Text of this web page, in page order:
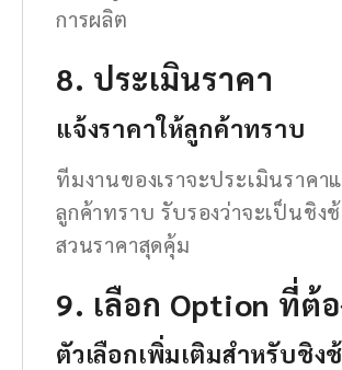
การผลิต
8. ประเมินราคา
แจ้งราคาให้ลูกค้าทราบ
ทีมงานของเราจะประเมินราคา
ลูกค้าทราบ รับรองว่าจะเป็นชิง
สวนราคาสุดคุ้ม
9. เลือก Option ที่ต้
ตัวเลือกเพิ่มเติมสำหรับชิง